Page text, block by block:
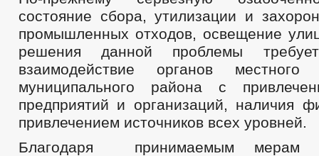
состояние сбора, утилизации и
промышленных отходов, освещение
решения данной проблемы
взаимодействие органов местного
муниципального района с
предприятий и организаций, наличия
привлечением источников всех уровней.
Благодаря принимаемым мерам